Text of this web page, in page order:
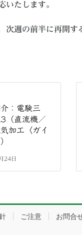
いたします。
週の前半に再開す
介：電験三
（直流機／
加工〈ガイ
24日
ご注意 お問合